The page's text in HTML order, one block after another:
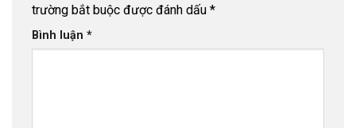
trường bắt buộc được đánh dấu *
Bình luận *